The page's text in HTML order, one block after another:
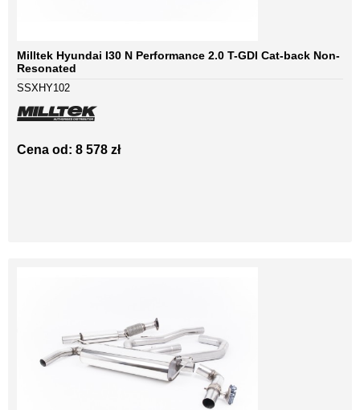
Milltek Hyundai I30 N Performance 2.0 T-GDI Cat-back Non-
Resonated
SSXHY102
Cena od: 8 578 zł